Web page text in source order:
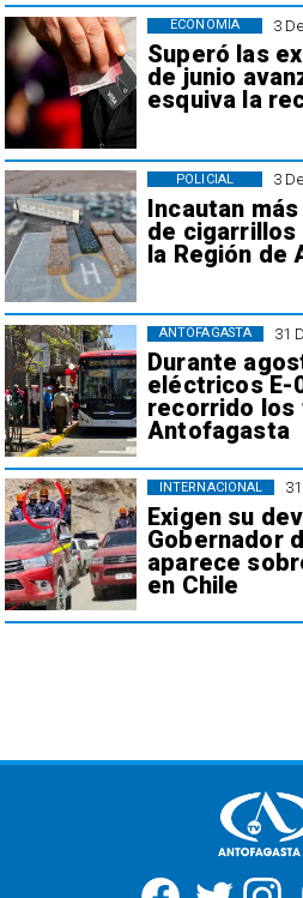
3
Superó las
de junio
esquiva la
ECONOMÍA
3
Incautan
de cigarrillos
la Región
POLICIAL
31
Durante
eléctricos E-
recorrido los
Antofagasta
ANTOFAGASTA
Exigen su
Gobernador
aparece
en Chile
INTERNACIONAL